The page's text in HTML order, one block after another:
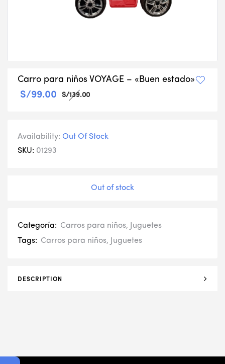
Carro para niños VOYAGE – «Buen estado»
S/139.00
S/99.00
Availability: Out Of Stock
SKU: 01293
Out of stock
Categoría: Carros para niños,
Juguetes
Tags: Carros para niños, Juguetes
DESCRIPTION